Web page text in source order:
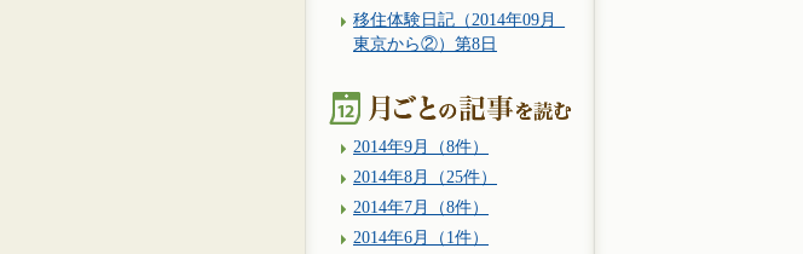
移住体験日記（2014年09月_
東京から②）第8日
2014年9月（8件）
2014年8月（25件）
2014年7月（8件）
2014年6月（1件）